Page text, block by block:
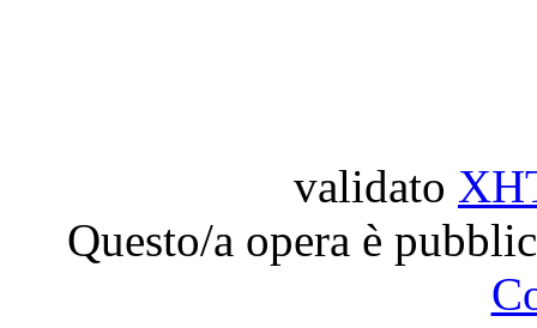
validato
Questo/a opera è